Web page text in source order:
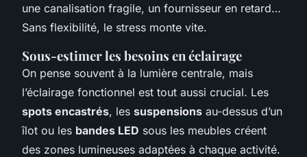
une canalisation fragile, un fournisseur en retard…
Sans flexibilité, le stress monte vite.
Sous-estimer les besoins en éclairage
On pense souvent à la lumière centrale, mais
l’éclairage fonctionnel est tout aussi crucial. Les
spots encastrés, les suspensions au-dessus d’un
îlot ou les bandes LED sous les meubles créent
des zones lumineuses adaptées à chaque activité.